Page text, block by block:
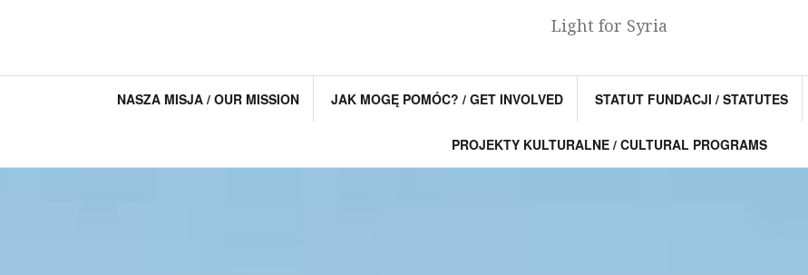
Light for Syria
NASZA MISJA / OUR MISSION JAK MOGĘ POMÓC? / GET INVOLVED STATUT FUNDACJI / STATUTES
PROJEKTY KULTURALNE / CULTURAL PROGRAMS